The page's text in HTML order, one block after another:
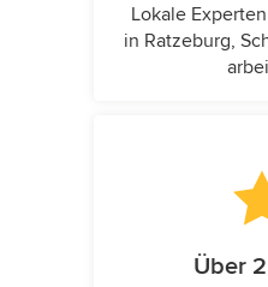
Lokale
in Ratzeburg,
Über